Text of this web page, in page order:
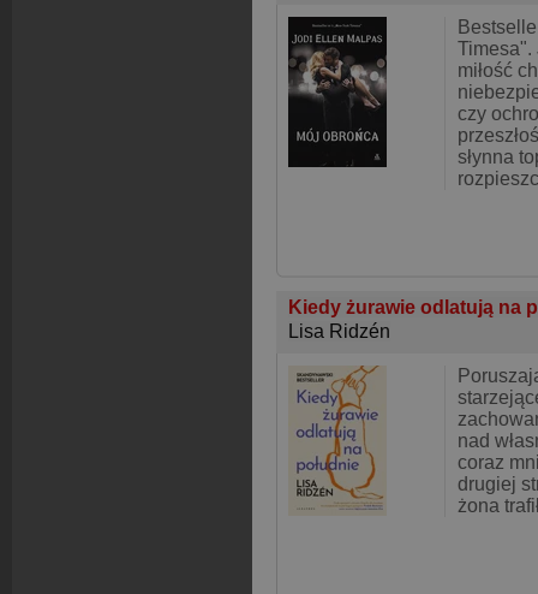
Timesa".
miłość
czy
słynna
Kiedy żurawie odlatują na
Lisa Ridzén
nad
coraz
drugiej
żona